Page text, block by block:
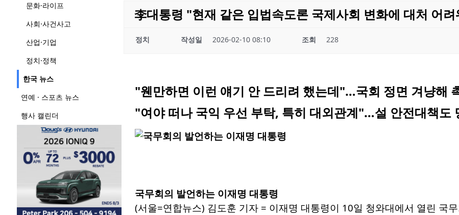
문화·라이프
사회·사건사고
산업·기업
정치·정책
한국 뉴스
연예 · 스포츠 뉴스
행사 캘린더
李대통령 "현재 같은 입법속도론 국제사회 변화에 대처 어
정치 작성일 2026-02-10 08:10 조회 228
"웬만하면 이런 얘기 안 드리려 했는데"…국회 정면 겨냥해
"여야 떠나 국익 우선 부탁, 특히 대외관계"…설 안전대책도
국무회의 발언하는 이재명 대통령
(서울=연합뉴스) 김도훈 기자 = 이재명 대통령이 10일 청와대에서 열린 국